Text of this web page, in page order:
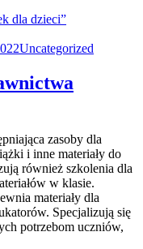
dla dzieci”
Uncategorized
zasoby dla
i inne materiały do
również szkolenia dla
w klasie.
materiały dla
Specjalizują się
potrzebom uczniów,